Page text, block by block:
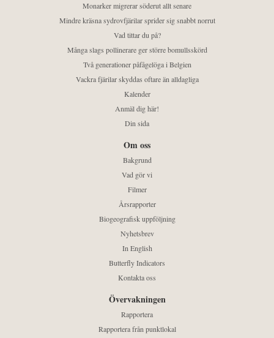
Monarker migrerar söderut allt senare
Mindre kräsna sydrovfjärilar sprider sig snabbt norrut
Vad tittar du på?
Många slags pollinerare ger större bomullsskörd
Två generationer påfågelöga i Belgien
Vackra fjärilar skyddas oftare än alldagliga
Kalender
Anmäl dig här!
Din sida
Om oss
Bakgrund
Vad gör vi
Filmer
Årsrapporter
Biogeografisk uppföljning
Nyhetsbrev
In English
Butterfly Indicators
Kontakta oss
Övervakningen
Rapportera
Rapportera från punktlokal